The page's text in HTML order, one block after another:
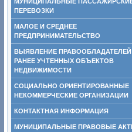
ПЕРЕВОЗКИ
МАЛОЕ И СРЕДНЕЕ
ПРЕДПРИНИМАТЕЛЬСТВО
ВЫЯВЛЕНИЕ ПРАВООБЛАДАТЕЛЕЙ
РАНЕЕ УЧТЕННЫХ ОБЪЕКТОВ
НЕДВИЖИМОСТИ
СОЦИАЛЬНО ОРИЕНТИРОВАННЫЕ
НЕКОММЕРЧЕСКИЕ ОРГАНИЗАЦИИ
КОНТАКТНАЯ ИНФОРМАЦИЯ
МУНИЦИПАЛЬНЫЕ ПРАВОВЫЕ